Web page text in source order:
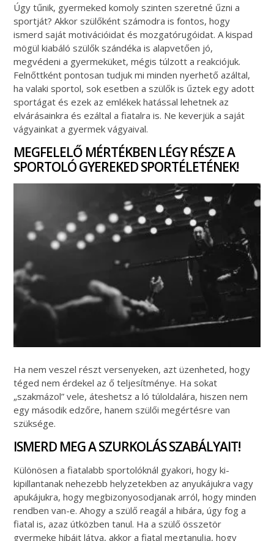
Úgy tűnik, gyermeked komoly szinten szeretné űzni a
sportját? Akkor szülőként számodra is fontos, hogy
ismerd saját motivációidat és mozgatórugóidat. A kispad
mögül kiabáló szülők szándéka is alapvetően jó,
megvédeni a gyermeküket, mégis túlzott a reakciójuk.
Felnőttként pontosan tudjuk mi minden nyerhető azáltal,
ha valaki sportol, sok esetben a szülők is űztek egy adott
sportágat és ezek az emlékek hatással lehetnek az
elvárásainkra és ezáltal a fiatalra is. Ne keverjük a saját
vágyainkat a gyermek vágyaival.
MEGFELELŐ MÉRTÉKBEN LÉGY RÉSZE A
SPORTOLÓ GYEREKED SPORTÉLETÉNEK!
Ha nem veszel részt versenyeken, azt üzenheted, hogy
téged nem érdekel az ő teljesítménye. Ha sokat
„szakmázol” vele, áteshetsz a ló túloldalára, hiszen nem
egy második edzőre, hanem szülői megértésre van
szüksége.
ISMERD MEG A SZURKOLÁS SZABÁLYAIT!
Különösen a fiatalabb sportolóknál gyakori, hogy ki-
kipillantanak nehezebb helyzetekben az anyukájukra vagy
apukájukra, hogy megbizonyosodjanak arról, hogy minden
rendben van-e. Ahogy a szülő reagál a hibára, úgy fog a
fiatal is, azaz útközben tanul. Ha a szülő összetör
gyermeke hibáit látva, akkor a fiatal megtanulja, hogy